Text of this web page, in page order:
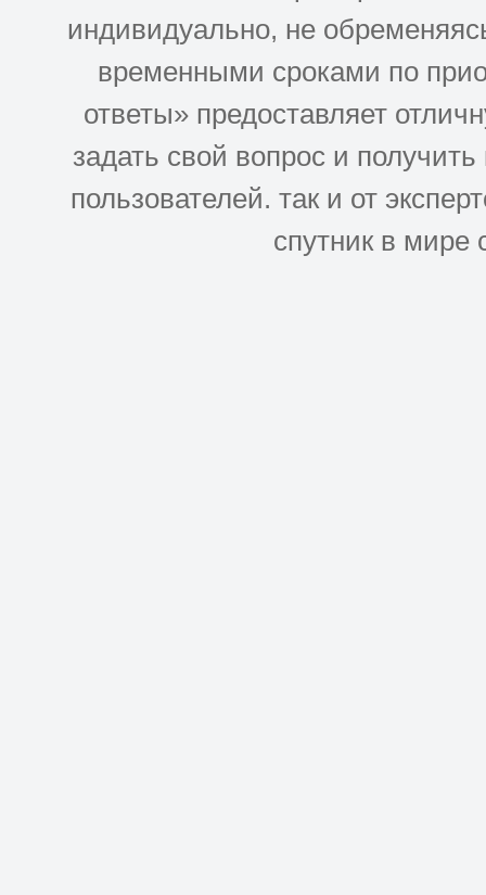
индивидуально, не
временными сроками по
ответы» предоставляет
задать свой вопрос и
пользователей. так и от
спутник в